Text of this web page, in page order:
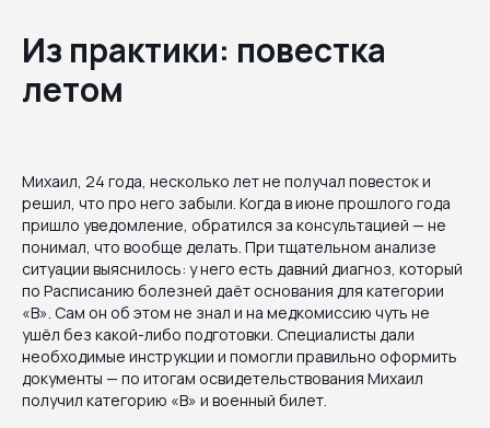
Из практики: повестка
летом
Михаил, 24 года, несколько лет не получал повесток и
решил, что про него забыли. Когда в июне прошлого года
пришло уведомление, обратился за консультацией — не
понимал, что вообще делать. При тщательном анализе
ситуации выяснилось: у него есть давний диагноз, который
по Расписанию болезней даёт основания для категории
«В». Сам он об этом не знал и на медкомиссию чуть не
ушёл без какой-либо подготовки. Специалисты дали
необходимые инструкции и помогли правильно оформить
документы — по итогам освидетельствования Михаил
получил категорию «В» и военный билет.